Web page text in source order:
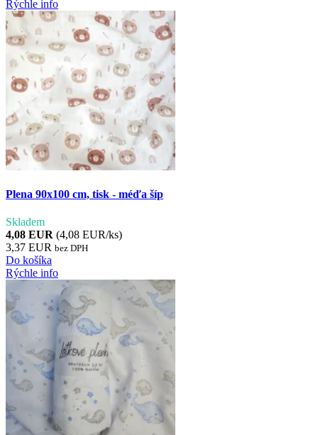
Rýchle info
Plena 90x100 cm, tisk - méďa šíp
Skladem
4,08 EUR (4,08 EUR/ks)
3,37 EUR bez DPH
Do košíka
Rýchle info